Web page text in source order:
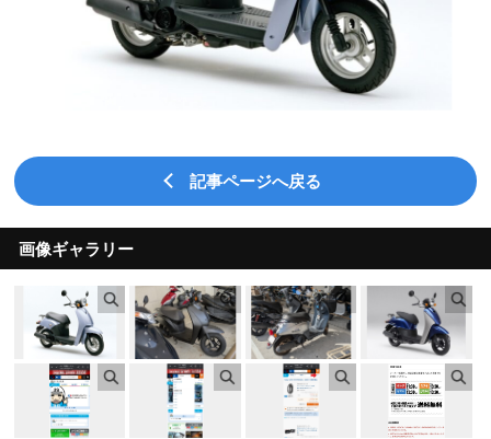
記事ページへ戻る
画像ギャラリー